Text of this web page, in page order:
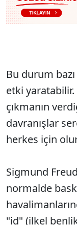
Bu durum
etki yaratabilir.
çıkmanın
davranışlar
herkes için
Sigmund
normalde
"id" (ilkel